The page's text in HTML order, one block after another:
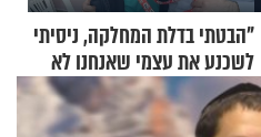
"הבטתי בדלת המחלקה, ניסיתי
לשכנע את עצמי שאנחנו לא
שייכים לשם"